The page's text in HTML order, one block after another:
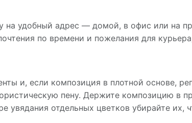
на удобный адрес — домой, в офис или на
по времени и пожелания для
и, если композиция в плотной основе,
пену. Держите композицию в
увядания отдельных цветков убирайте их,